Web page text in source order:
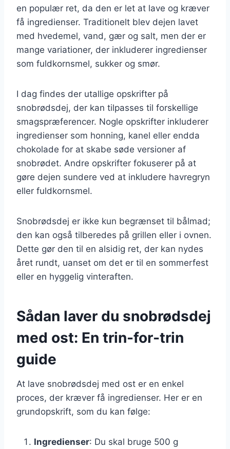
en populær ret, da den er let at lave og kræver
få ingredienser. Traditionelt blev dejen lavet
med hvedemel, vand, gær og salt, men der er
mange variationer, der inkluderer ingredienser
som fuldkornsmel, sukker og smør.
I dag findes der utallige opskrifter på
snobrødsdej, der kan tilpasses til forskellige
smagspræferencer. Nogle opskrifter inkluderer
ingredienser som honning, kanel eller endda
chokolade for at skabe søde versioner af
snobrødet. Andre opskrifter fokuserer på at
gøre dejen sundere ved at inkludere havregryn
eller fuldkornsmel.
Snobrødsdej er ikke kun begrænset til bålmad;
den kan også tilberedes på grillen eller i ovnen.
Dette gør den til en alsidig ret, der kan nydes
året rundt, uanset om det er til en sommerfest
eller en hyggelig vinteraften.
Sådan laver du snobrødsdej
med ost: En trin-for-trin
guide
At lave snobrødsdej med ost er en enkel
proces, der kræver få ingredienser. Her er en
grundopskrift, som du kan følge:
Ingredienser: Du skal bruge 500 g